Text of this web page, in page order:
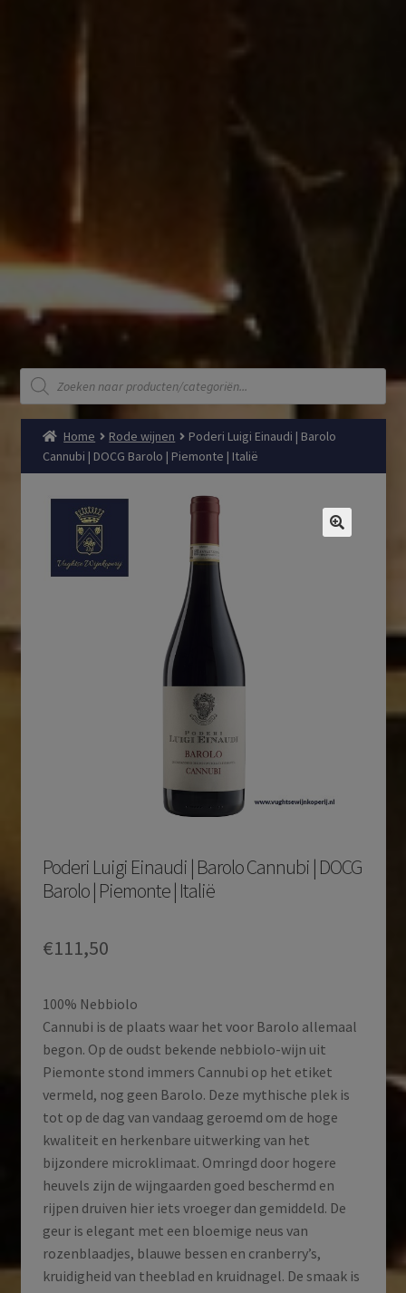
Producten
zoeken
Home Rode wijnen
Poderi Luigi Einaudi | Barolo
Cannubi | DOCG Barolo | Piemonte | Italië
Poderi Luigi Einaudi | Barolo Cannubi | DOCG
Barolo | Piemonte | Italië
€111,50
100% Nebbiolo
Cannubi is de plaats waar het voor Barolo allemaal
begon. Op de oudst bekende nebbiolo-wijn uit
Piemonte stond immers Cannubi op het etiket
vermeld, nog geen Barolo. Deze mythische plek is
tot op de dag van vandaag geroemd om de hoge
kwaliteit en herkenbare uitwerking van het
bijzondere microklimaat. Omringd door hogere
heuvels zijn de wijngaarden goed beschermd en
rijpen druiven hier iets vroeger dan gemiddeld. De
geur is elegant met een bloemige neus van
rozenblaadjes, blauwe bessen en cranberry’s,
kruidigheid van theeblad en kruidnagel. De smaak is